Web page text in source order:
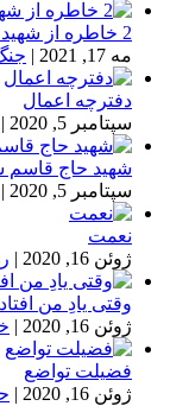
2 خاطره از شهید مهدی زین الدین
مه 17, 2021
|
دفترچه اعمال
سپتامبر 5, 2020
|
شهید حاج قاسم
سپتامبر 5, 2020
|
نعمت
ژوئن 16, 2020
|
وقتی یادِ من
ژوئن 16, 2020
|
فضیلت تواضع
ژوئن 16, 2020
|